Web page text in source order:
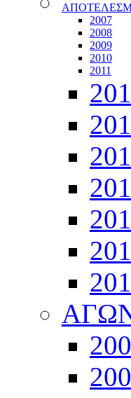
2007
2008
2009
2010
2011